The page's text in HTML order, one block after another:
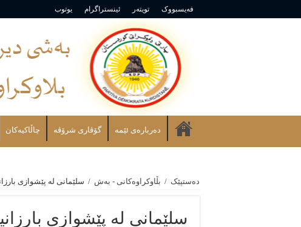
فەیسبووک تویتەر ئینستراگرام یوتوب
دەربارەی ئێمە گۆڤاری شرۆڤه چاڵاکیەکان
دەستپێک / بڵاوکراوەکانی - بەش / سلێمانی لە پێشوازی
سلێمانی لە پێشوازی